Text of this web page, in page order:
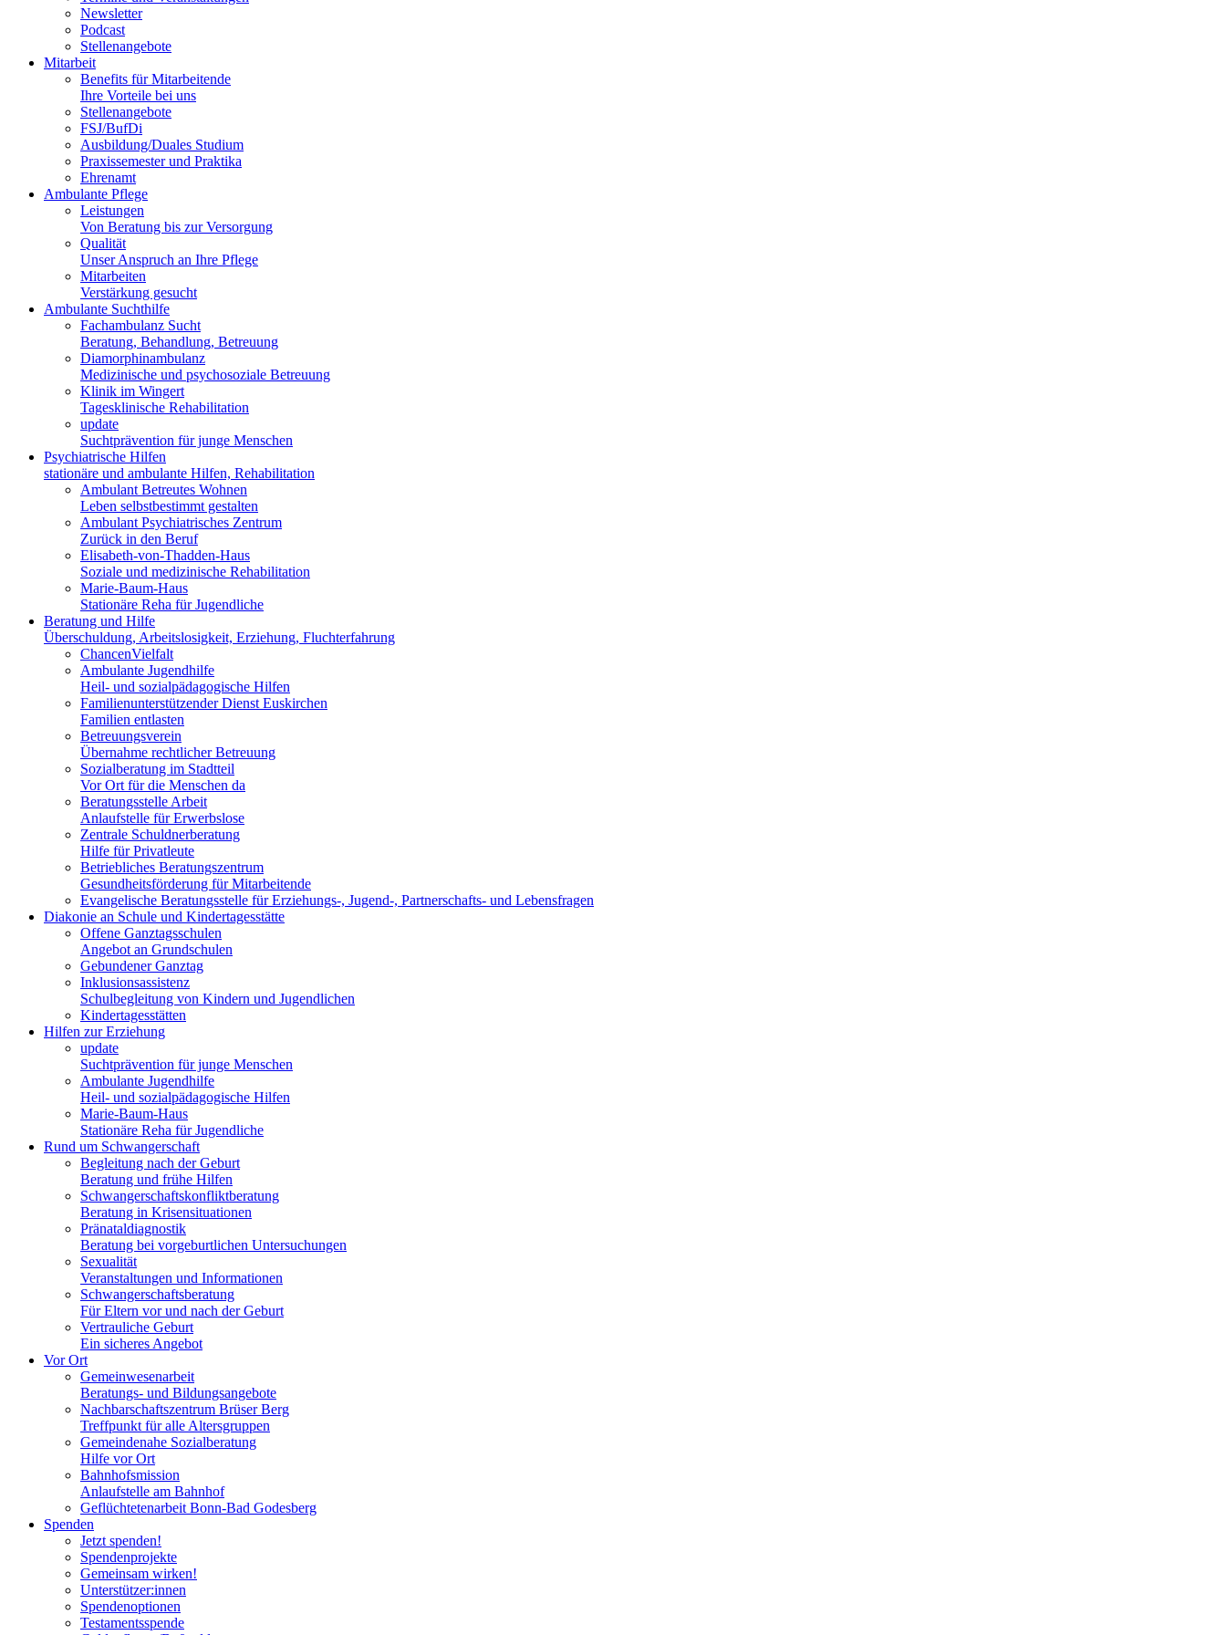
53173
53340
Newsletter
Podcast
Stellenangebote
Mitarbeit
Benefits für Mitarbeitende
Ihre Vorteile bei uns
Stellenangebote
FSJ/BufDi
Ausbildung/Duales Studium
Praxissemester und Praktika
Ehrenamt
Ambulante Pflege
Leistungen
Von Beratung bis zur Versorgung
Qualität
Unser Anspruch an Ihre Pflege
Mitarbeiten
Verstärkung gesucht
Ambulante Suchthilfe
Fachambulanz Sucht
Beratung, Behandlung, Betreuung
Diamorphinambulanz
Medizinische und psychosoziale Betreuung
Klinik im Wingert
Tagesklinische Rehabilitation
update
Suchtprävention für junge Menschen
Psychiatrische Hilfen
stationäre und ambulante Hilfen, Rehabilitation
Ambulant Betreutes Wohnen
Leben selbstbestimmt gestalten
Ambulant Psychiatrisches Zentrum
Zurück in den Beruf
Elisabeth-von-Thadden-Haus
Soziale und medizinische Rehabilitation
Marie-Baum-Haus
Stationäre Reha für Jugendliche
Beratung und Hilfe
Überschuldung, Arbeitslosigkeit, Erziehung, Fluchterfahrung
ChancenVielfalt
Ambulante Jugendhilfe
Heil- und sozialpädagogische Hilfen
Familienunterstützender Dienst Euskirchen
Familien entlasten
Betreuungsverein
Übernahme rechtlicher Betreuung
Sozialberatung im Stadtteil
Vor Ort für die Menschen da
Beratungsstelle Arbeit
Anlaufstelle für Erwerbslose
Zentrale Schuldnerberatung
Hilfe für Privatleute
Betriebliches Beratungszentrum
Gesundheitsförderung für Mitarbeitende
Evangelische Beratungsstelle für Erziehungs-, Jugend-, Partnerschafts- und Lebensfragen
Diakonie an Schule und Kindertagesstätte
Offene Ganztagsschulen
Angebot an Grundschulen
Gebundener Ganztag
Inklusionsassistenz
Schulbegleitung von Kindern und Jugendlichen
Kindertagesstätten
Hilfen zur Erziehung
update
Suchtprävention für junge Menschen
Ambulante Jugendhilfe
Heil- und sozialpädagogische Hilfen
Marie-Baum-Haus
Stationäre Reha für Jugendliche
Rund um Schwangerschaft
Begleitung nach der Geburt
Beratung und frühe Hilfen
Schwangerschaftskonfliktberatung
Beratung in Krisensituationen
Pränataldiagnostik
Beratung bei vorgeburtlichen Untersuchungen
Sexualität
Veranstaltungen und Informationen
Schwangerschaftsberatung
Für Eltern vor und nach der Geburt
Vertrauliche Geburt
Ein sicheres Angebot
Vor Ort
Gemeinwesenarbeit
Beratungs- und Bildungsangebote
Nachbarschaftszentrum Brüser Berg
Treffpunkt für alle Altersgruppen
Gemeindenahe Sozialberatung
Hilfe vor Ort
Bahnhofsmission
Anlaufstelle am Bahnhof
Geflüchtetenarbeit Bonn-Bad Godesberg
Spenden
Jetzt spenden!
Spendenprojekte
Gemeinsam wirken!
Unterstützer:innen
Spendenoptionen
Testamentsspende